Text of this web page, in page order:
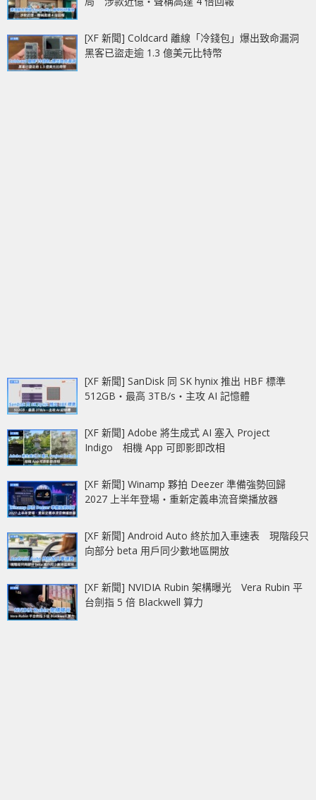
[XF 新聞] Coldcard 離線「冷錢包」爆出致命漏洞
黑客已盜走逾 1.3 億美元比特幣
[XF 新聞] SanDisk 同 SK hynix 推出 HBF 標準
512GB‧最高 3TB/s‧主攻 AI 記憶體
[XF 新聞] Adobe 將生成式 AI 塞入 Project
Indigo 相機 App 可即影即改相
[XF 新聞] Winamp 夥拍 Deezer 準備強勢回歸
2027 上半年登場‧重新定義串流音樂播放器
[XF 新聞] Android Auto 終於加入車速表 現階段只
向部分 beta 用戶同少數地區開放
[XF 新聞] NVIDIA Rubin 架構曝光 Vera Rubin 平
台劍指 5 倍 Blackwell 算力